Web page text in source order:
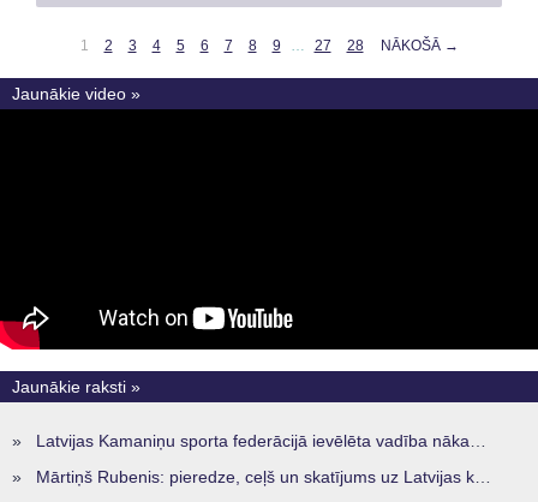
1 2 3 4 5 6 7 8 9 … 27 28 NĀKOŠĀ →
Jaunākie video »
Jaunākie raksti »
» Latvijas Kamaniņu sporta federācijā ievēlēta vadība nākamajam četru gadu termiņam
» Mārtiņš Rubenis: pieredze, ceļš un skatījums uz Latvijas kamaniņu sportu